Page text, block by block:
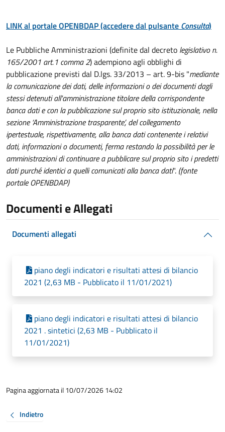
LINK al portale OPENBDAP (accedere dal pulsante Consulta)
Le Pubbliche Amministrazioni (definite dal decreto legislativo n.
165/2001 art.1 comma 2) adempiono agli obblighi di
pubblicazione previsti dal D.lgs. 33/2013 – art. 9-bis "mediante
la comunicazione dei dati, delle informazioni o dei documenti dagli
stessi detenuti all'amministrazione titolare della corrispondente
banca dati e con la pubblicazione sul proprio sito istituzionale, nella
sezione ‘Amministrazione trasparente’, del collegamento
ipertestuale, rispettivamente, alla banca dati contenente i relativi
dati, informazioni o documenti, ferma restando la possibilità per le
amministrazioni di continuare a pubblicare sul proprio sito i predetti
dati purché identici a quelli comunicati alla banca dati". (fonte
portale OPENBDAP)
Documenti e Allegati
Documenti allegati
piano degli indicatori e risultati attesi di bilancio
2021 (2,63 MB - Pubblicato il 11/01/2021)
piano degli indicatori e risultati attesi di bilancio
2021 . sintetici (2,63 MB - Pubblicato il
11/01/2021)
Pagina aggiornata il 10/07/2026 14:02
Indietro